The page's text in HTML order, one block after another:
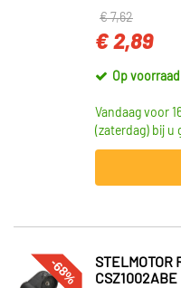
Schakelaar handrem
Handremgrepen/-
Niet op voorraad (244)
€ 7,62
€ 2,89
Op voorraad
Vandaag voor
(zaterdag) bij u
-68%
STELMOTOR
CSZ1002ABE